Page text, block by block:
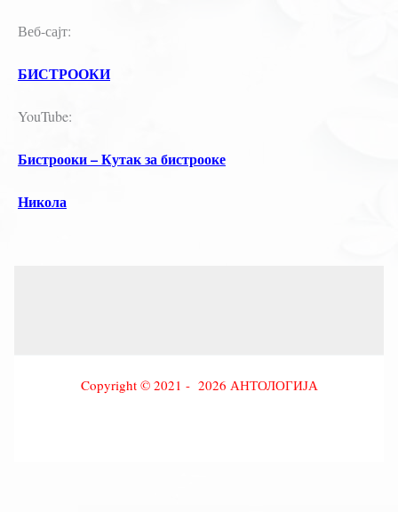
Веб-сајт:
БИСТРООКИ
YouTube:
Бистрооки – Кутак за бистрооке
Никола
Copyright © 2021 - 2026 АНТОЛОГИЈА